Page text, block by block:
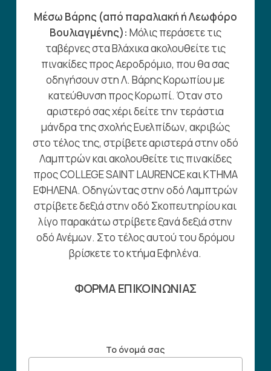
Μέσω Βάρης (από παραλιακή ή Λεωφόρο
Βουλιαγμένης): Μόλις περάσετε τις
ταβέρνες στα Βλάχικα ακολουθείτε τις
πινακίδες προς Αεροδρόμιο, που θα σας
οδηγήσουν στη Λ. Βάρης Κορωπίου με
κατεύθυνση προς Κορωπί. Όταν στο
αριστερό σας χέρι δείτε την τεράστια
μάνδρα της σχολής Ευελπίδων, ακριβώς
στο τέλος της, στρίβετε αριστερά στην οδό
Λαμπτρών και ακολουθείτε τις πινακίδες
προς COLLEGE SAINT LAURENCE και ΚΤΗΜΑ
ΕΦΗΛΕΝΑ. Οδηγώντας στην οδό Λαμπτρών
στρίβετε δεξιά στην οδό Σκοπευτηρίου και
λίγο παρακάτω στρίβετε ξανά δεξιά στην
οδό Ανέμων. Στο τέλος αυτού του δρόμου
βρίσκετε το κτήμα Εφηλένα.
ΦΟΡΜΑ ΕΠΙΚΟΙΝΩΝΙΑΣ
Το όνομά σας